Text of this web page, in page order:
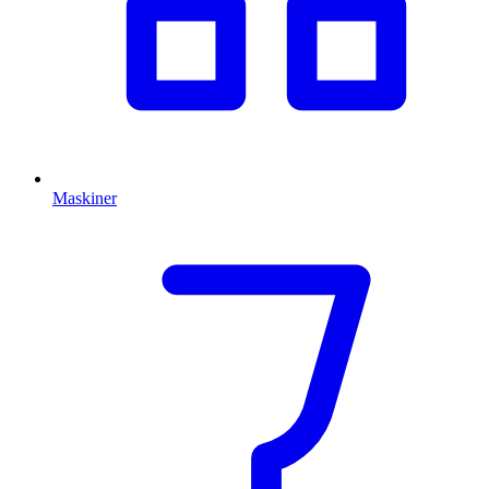
Maskiner